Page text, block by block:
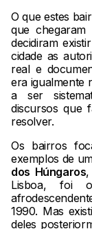
O que estes
que
decidiram
cidade as
real e
era igualmente
a ser
discursos que
resolver.
Os bairros
exemplos de
dos Húngaros
Lisboa, foi
1990. Mas
deles